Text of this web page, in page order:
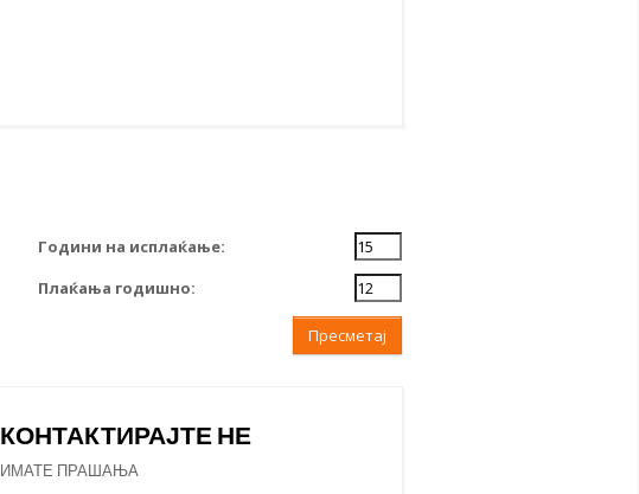
Години на исплаќање:
Плаќања годишно:
Пресметај
КОНТАКТИРАЈТЕ НЕ
ИМАТЕ ПРАШАЊА